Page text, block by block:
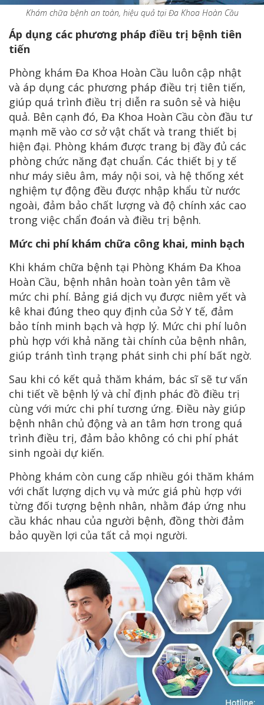
Khám chữa bệnh an toàn, hiệu quả tại Đa Khoa Hoàn Cầu
Áp dụng các phương pháp điều trị bệnh tiên
tiến
Phòng khám Đa Khoa Hoàn Cầu luôn cập nhật
và áp dụng các phương pháp điều trị tiên tiến,
giúp quá trình điều trị diễn ra suôn sẻ và hiệu
quả. Bên cạnh đó, Đa Khoa Hoàn Cầu còn đầu tư
mạnh mẽ vào cơ sở vật chất và trang thiết bị
hiện đại. Phòng khám được trang bị đầy đủ các
phòng chức năng đạt chuẩn. Các thiết bị y tế
như máy siêu âm, máy nội soi, và hệ thống xét
nghiệm tự động đều được nhập khẩu từ nước
ngoài, đảm bảo chất lượng và độ chính xác cao
trong việc chẩn đoán và điều trị bệnh.
Mức chi phí khám chữa công khai, minh bạch
Khi khám chữa bệnh tại Phòng Khám Đa Khoa
Hoàn Cầu, bệnh nhân hoàn toàn yên tâm về
mức chi phí. Bảng giá dịch vụ được niêm yết và
kê khai đúng theo quy định của Sở Y tế, đảm
bảo tính minh bạch và hợp lý. Mức chi phí luôn
phù hợp với khả năng tài chính của bệnh nhân,
giúp tránh tình trạng phát sinh chi phí bất ngờ.
Sau khi có kết quả thăm khám, bác sĩ sẽ tư vấn
chi tiết về bệnh lý và chỉ định phác đồ điều trị
cùng với mức chi phí tương ứng. Điều này giúp
bệnh nhân chủ động và an tâm hơn trong quá
trình điều trị, đảm bảo không có chi phí phát
sinh ngoài dự kiến.
Phòng khám còn cung cấp nhiều gói thăm khám
với chất lượng dịch vụ và mức giá phù hợp với
từng đối tượng bệnh nhân, nhằm đáp ứng nhu
cầu khác nhau của người bệnh, đồng thời đảm
bảo quyền lợi của tất cả mọi người.